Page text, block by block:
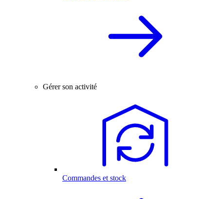
Gérer son activité
Commandes et stock